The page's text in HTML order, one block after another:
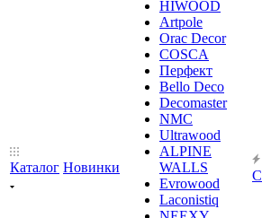
Каталог Новинки
HIWOOD
Artpole
Orac Decor
COSCA
Перфект
Bello Deco
Decomaster
NMС
Ultrawood
ALPINE
WALLS
Evrowood
Laconistiq